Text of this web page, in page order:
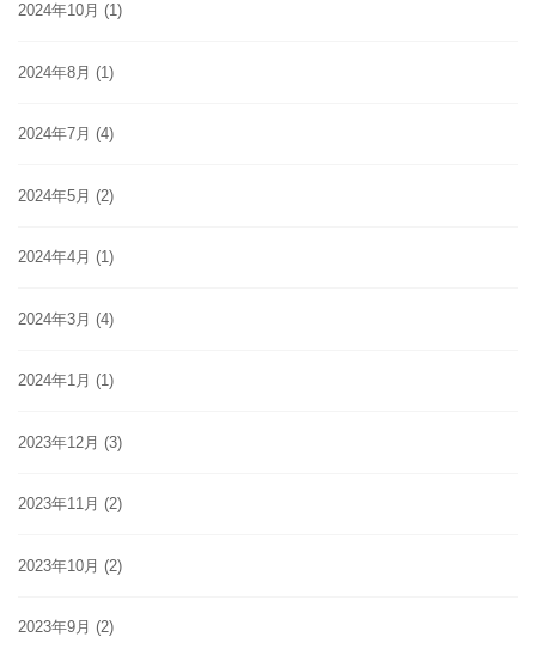
2024年10月 (1)
2024年8月 (1)
2024年7月 (4)
2024年5月 (2)
2024年4月 (1)
2024年3月 (4)
2024年1月 (1)
2023年12月 (3)
2023年11月 (2)
2023年10月 (2)
2023年9月 (2)